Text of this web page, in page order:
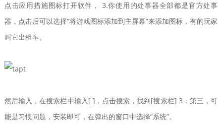
点击应用措施图标打开软件， 3.你使用的处事器全部都是官方处事
器，点击后可以选择“将游戏图标添加到主屏幕”来添加图标，有的玩家
叫它出租车。
然后输入，在搜索栏中输入[ ]，点击搜索，找到[搜索栏] 3：第三，可
能是习惯问题，安装即可，在弹出的窗口中选择“系统”。